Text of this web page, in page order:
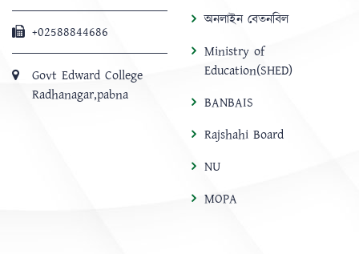
+02588844686
Govt Edward College
Radhanagar,pabna
অনলাইন বেতনবিল
Ministry of
Education(SHED)
BANBAIS
Rajshahi Board
NU
MOPA